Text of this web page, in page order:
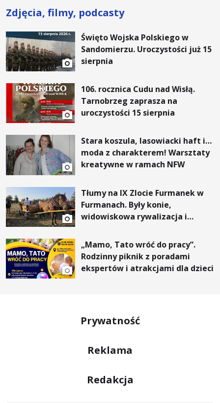
Zdjęcia, filmy, podcasty
Święto Wojska Polskiego w
Sandomierzu. Uroczystości już 15
sierpnia
106. rocznica Cudu nad Wisłą.
Tarnobrzeg zaprasza na
uroczystości 15 sierpnia
Stara koszula, lasowiacki haft i…
moda z charakterem! Warsztaty
kreatywne w ramach NFW
Tłumy na IX Zlocie Furmanek w
Furmanach. Były konie,
widowiskowa rywalizacja i
„Mamo, Tato wróć do pracy”.
Rodzinny piknik z poradami
ekspertów i atrakcjami dla dzieci
Prywatność
Reklama
Redakcja